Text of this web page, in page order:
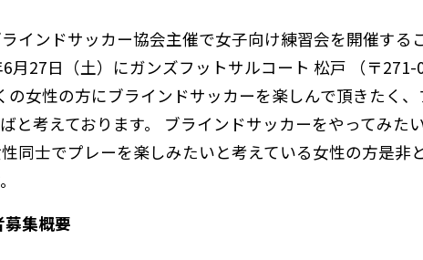
インドサッカー協会主催で女子向け練習会を開催する
6月27日（土）にガンズフットサルコート 松戸 （〒271-
の女性の方にブラインドサッカーを楽しんで頂きたく
と考えております。
ブラインドサッカーをやってみた
同士でプレーを楽しみたいと考えている女性の方是非
集概要